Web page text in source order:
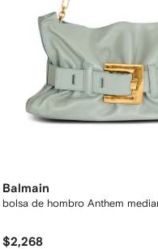
Balmain
bolsa de hombro Anthem
$2,268